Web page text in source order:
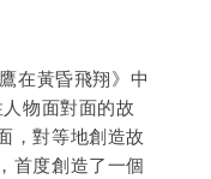
在黃昏飛翔》中
物面對面的故
，對等地創造故
首度創造了一個